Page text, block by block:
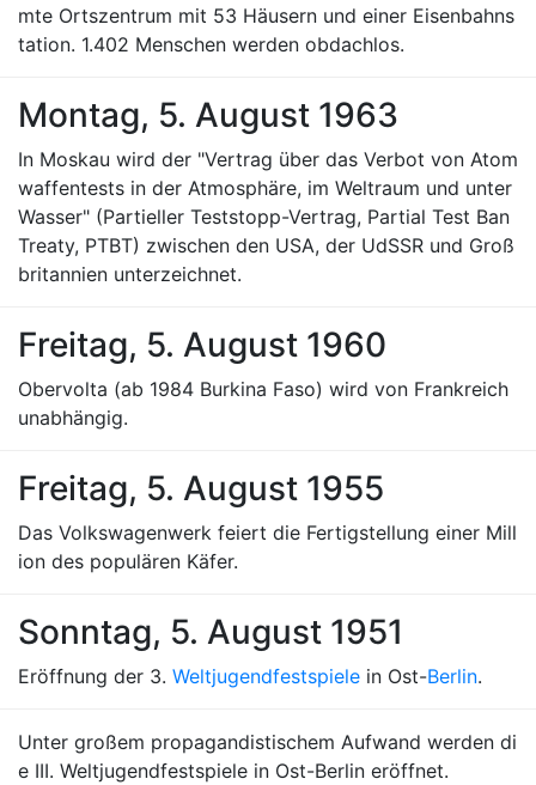
mte Ortszentrum mit 53 Häusern und einer Eisenbahns
tation. 1.402 Menschen werden obdachlos.
Montag, 5. August 1963
In Moskau wird der "Vertrag über das Verbot von Atom
waffentests in der Atmosphäre, im Weltraum und unter
Wasser" (Partieller Teststopp-Vertrag, Partial Test Ban
Treaty, PTBT) zwischen den USA, der UdSSR und Groß
britannien unterzeichnet.
Freitag, 5. August 1960
Obervolta (ab 1984 Burkina Faso) wird von Frankreich
unabhängig.
Freitag, 5. August 1955
Das Volkswagenwerk feiert die Fertigstellung einer Mill
ion des populären Käfer.
Sonntag, 5. August 1951
Eröffnung der 3. Weltjugendfestspiele in Ost-Berlin.
Unter großem propagandistischem Aufwand werden di
e III. Weltjugendfestspiele in Ost-Berlin eröffnet.